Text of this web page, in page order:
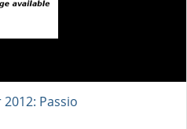
Passio